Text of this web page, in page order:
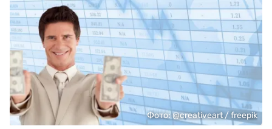
Фото: @creativeart / freepik